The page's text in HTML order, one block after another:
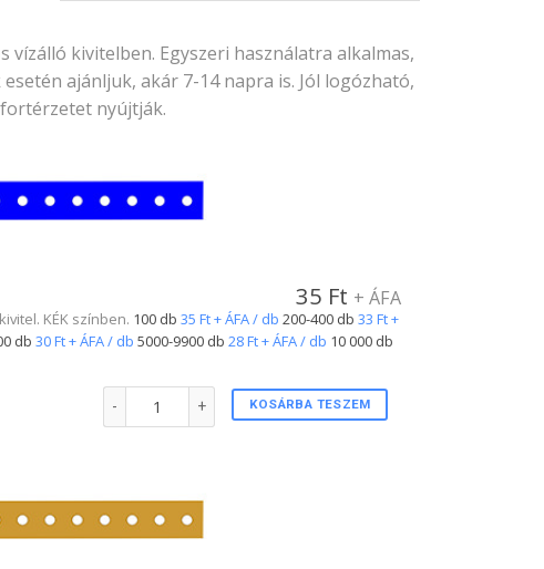
kivitelben. Egyszeri használatra alkalmas,
ajánljuk, akár 7-14 napra is. Jól logózható,
nyújtják.
35 Ft + ÁFA
KÉK színben. 100 db 35 Ft + ÁFA / db 200-400 db 33 Ft +
db 30 Ft + ÁFA / db 5000-9900 db 28 Ft + ÁFA / db 10 000 db
KOSÁRBA TESZEM
Plastic csuklópánt KÉK színben mennyiség